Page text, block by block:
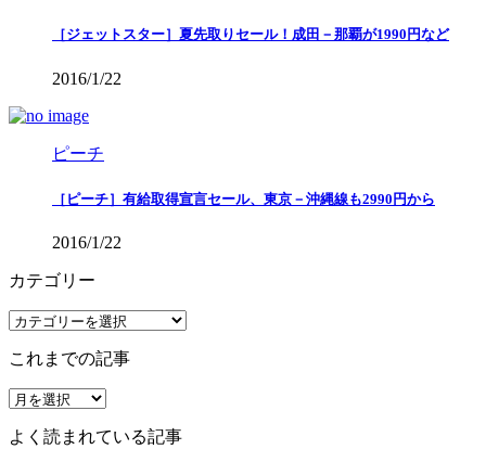
［ジェットスター］夏先取りセール！成田－那覇が1990円など
2016/1/22
ピーチ
［ピーチ］有給取得宣言セール、東京－沖縄線も2990円から
2016/1/22
カテゴリー
カ
ゴ
リ
ー
これまでの記事
こ
ま
よく読まれている記事